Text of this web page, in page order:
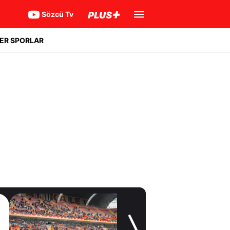
Sözcü Tv
SPORLAR
Transfer Günlüğü
Transfer yasağı
kalktı imzalar peş